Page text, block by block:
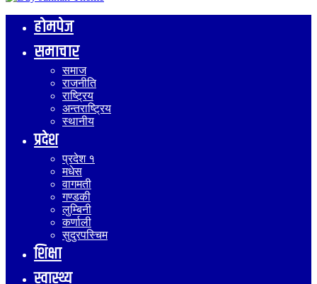
होमपेज
समाचार
समाज
राजनीति
राष्ट्रिय
अन्तराष्ट्रिय
स्थानीय
प्रदेश
प्रदेश १
मधेस
वागमती
गण्डकी
लुम्बिनी
कर्णाली
सुदुरपस्चिम
शिक्षा
स्वास्थ्य